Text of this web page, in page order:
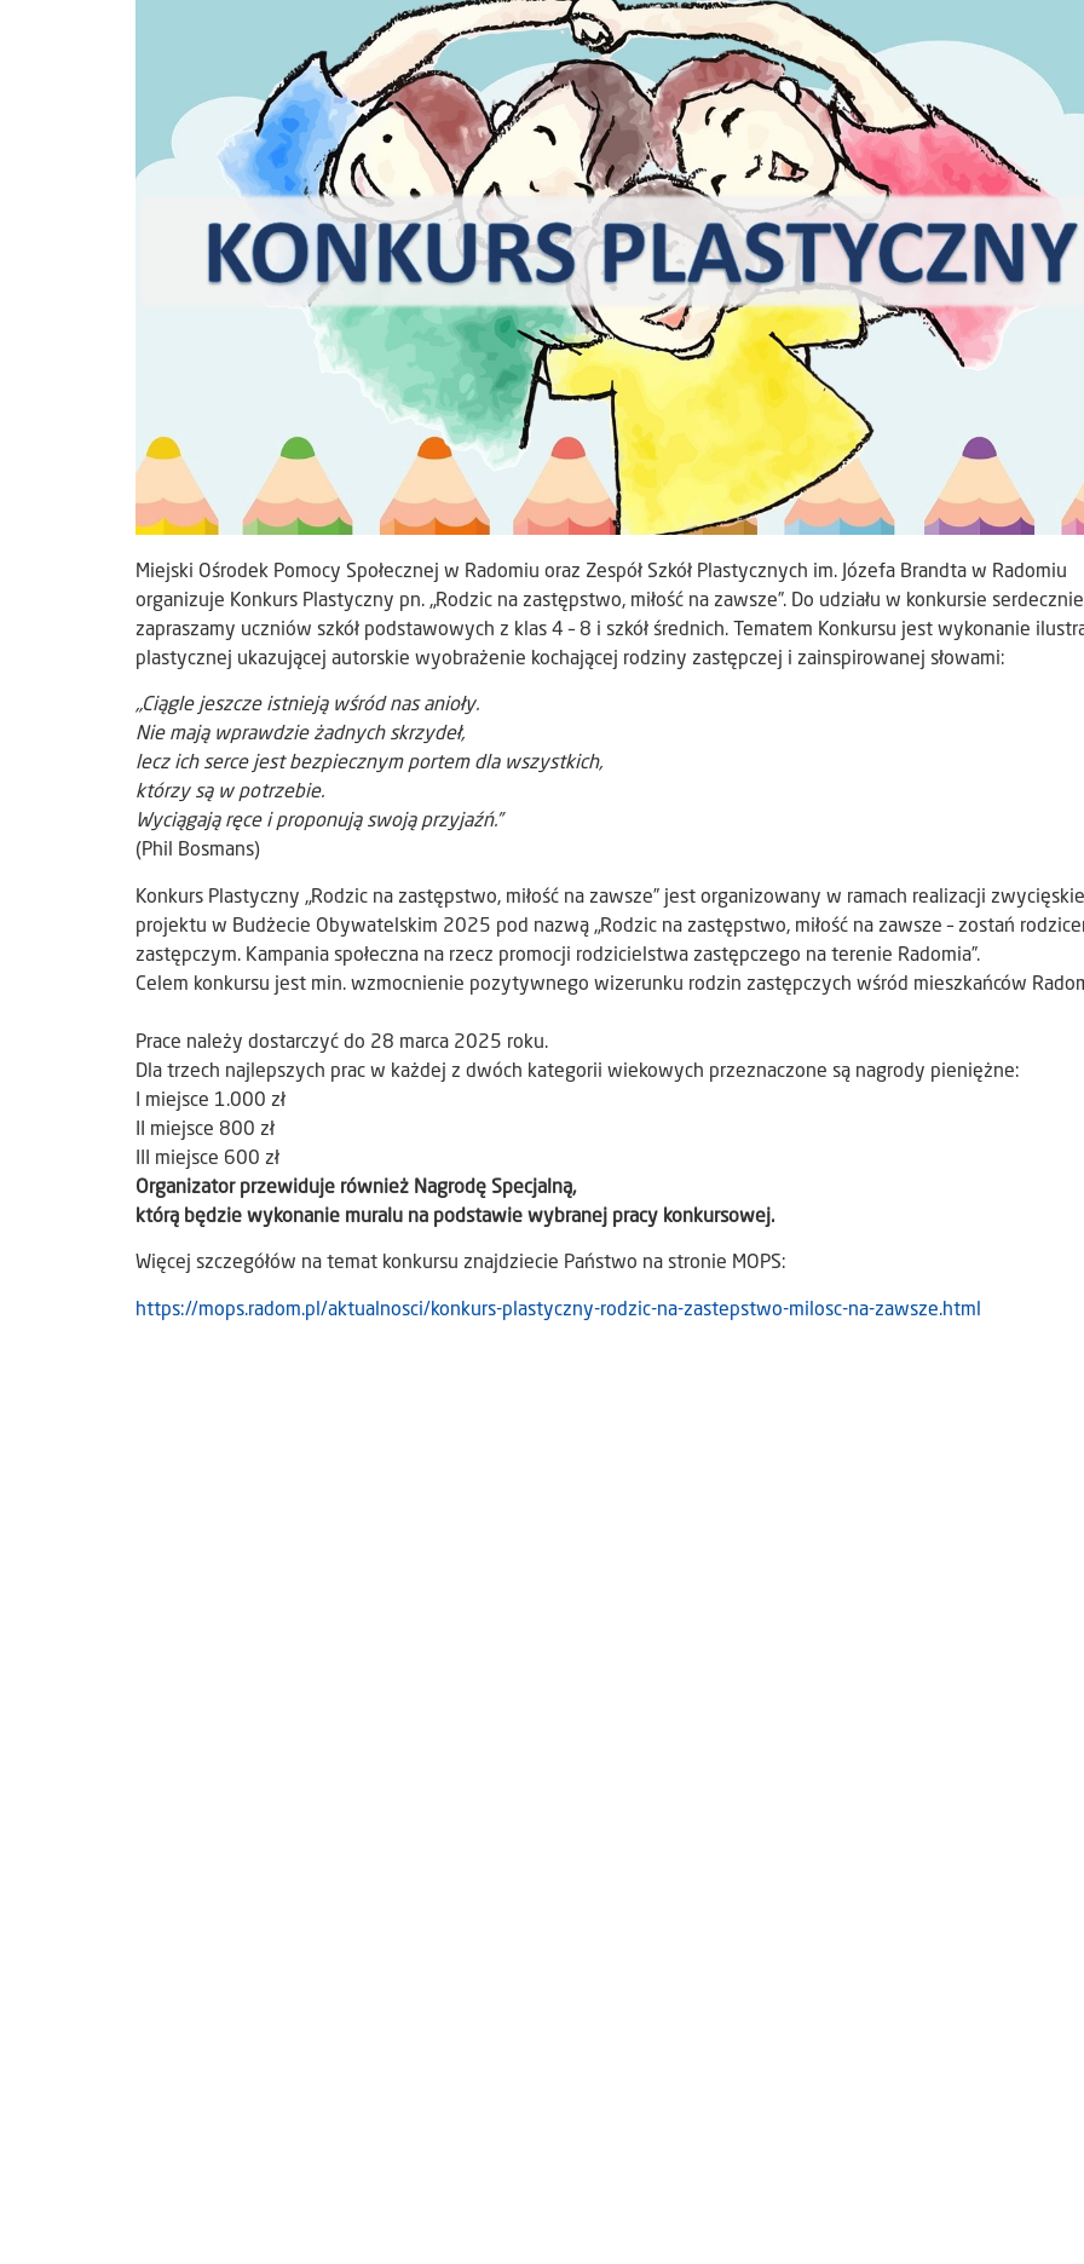
Miejski Ośrodek Pomocy Społecznej w Radomiu oraz Zespół Szkół Plastycznych im. Józefa Brandta w Radomiu
organizuje Konkurs Plastyczny pn. „Rodzic na zastępstwo, miłość na zawsze”. Do udziału w konkursie serdecznie
zapraszamy uczniów szkół podstawowych z klas 4 – 8 i szkół średnich. Tematem Konkursu jest wykonanie
plastycznej ukazującej autorskie wyobrażenie kochającej rodziny zastępczej i zainspirowanej słowami:
„Ciągle jeszcze istnieją wśród nas anioły.
Nie mają wprawdzie żadnych skrzydeł,
lecz ich serce jest bezpiecznym portem dla wszystkich,
którzy są w potrzebie.
Wyciągają ręce i proponują swoją przyjaźń.”
(Phil Bosmans)
Konkurs Plastyczny „Rodzic na zastępstwo, miłość na zawsze” jest organizowany w ramach realizacji
projektu w Budżecie Obywatelskim 2025 pod nazwą „Rodzic na zastępstwo, miłość na zawsze – zostań
zastępczym. Kampania społeczna na rzecz promocji rodzicielstwa zastępczego na terenie Radomia”.
Celem konkursu jest min. wzmocnienie pozytywnego wizerunku rodzin zastępczych wśród mieszkańców
Prace należy dostarczyć do 28 marca 2025 roku.
Dla trzech najlepszych prac w każdej z dwóch kategorii wiekowych przeznaczone są nagrody pieniężne:
I miejsce 1.000 zł
II miejsce 800 zł
III miejsce 600 zł
Organizator przewiduje również Nagrodę Specjalną,
którą będzie wykonanie muralu na podstawie wybranej pracy konkursowej.
Więcej szczegółów na temat konkursu znajdziecie Państwo na stronie MOPS:
https://mops.radom.pl/aktualnosci/konkurs-plastyczny-rodzic-na-zastepstwo-milosc-na-zawsze.html